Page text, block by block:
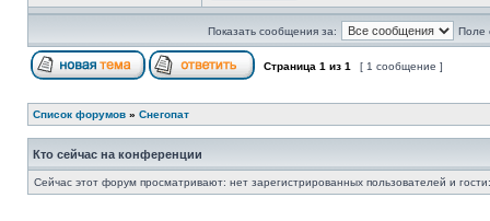
Показать сообщения за: Поле
Страница 1 из 1 [ 1 сообщение ]
Список форумов » Снегопат
Кто сейчас на конференции
Сейчас этот форум просматривают: нет зарегистрированных пользователей и